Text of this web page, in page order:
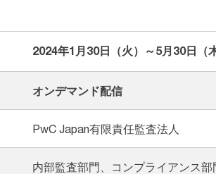
2024年1月30日（火）～5月30日（木
オンデマンド配信
PwC Japan有限責任監査法人
内部監査部門、コンプライアンス部